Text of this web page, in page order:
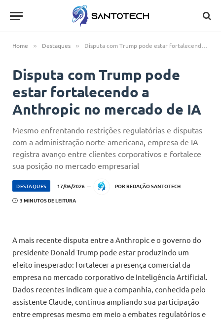
Home » Destaques » Disputa com Trump pode estar fortalecendo a Anthropic no mercado de IA
Disputa com Trump pode
estar fortalecendo a
Anthropic no mercado de IA
Mesmo enfrentando restrições regulatórias e disputas
com a administração norte-americana, empresa de IA
registra avanço entre clientes corporativos e fortalece
sua posição no mercado empresarial
DESTAQUES 17/06/2026 POR REDAÇÃO SANTOTECH
3 MINUTOS DE LEITURA
A mais recente disputa entre a Anthropic e o governo do
presidente Donald Trump pode estar produzindo um
efeito inesperado: fortalecer a presença comercial da
empresa no mercado corporativo de Inteligência Artificial.
Dados recentes indicam que a companhia, conhecida pelo
assistente Claude, continua ampliando sua participação
entre empresas mesmo em meio a embates regulatórios e